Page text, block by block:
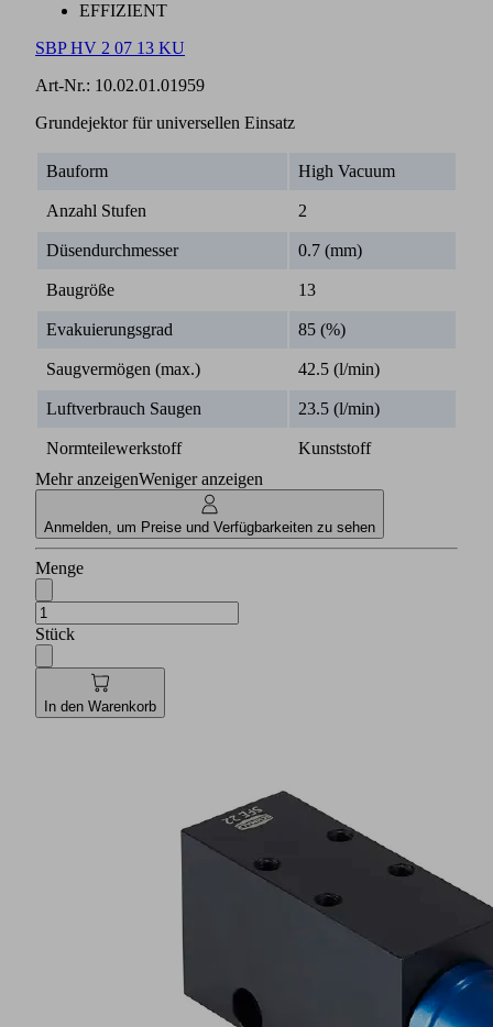
EFFIZIENT
SBP HV 2 07 13 KU
Art-Nr.: 10.02.01.01959
Grundejektor für universellen Einsatz
Bauform High Vacuum
Anzahl Stufen 2
Düsendurchmesser 0.7 (mm)
Baugröße 13
Evakuierungsgrad 85 (%)
Saugvermögen (max.) 42.5 (l/min)
Luftverbrauch Saugen 23.5 (l/min)
Normteilewerkstoff
Kunststoff
Mehr anzeigenWeniger anzeigen
Anmelden, um Preise und Verfügbarkeiten zu sehen
Menge
Stück
In den Warenkorb